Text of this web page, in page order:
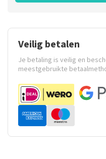
Veilig betalen
Je betaling is veilig en
meestgebruikte